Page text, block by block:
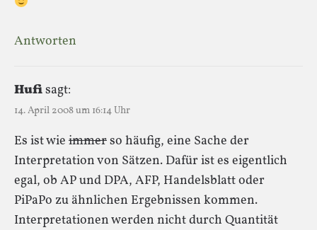
Antworten
Hufisagt:
14. April 2008 um 16:14 Uhr
Es ist wie immerso häufig, eine Sache der
Interpretation von Sätzen. Dafür ist es eigentlich
egal, ob AP und DPA, AFP, Handelsblatt oder
PiPaPo zu ähnlichen Ergebnissen kommen.
Interpretationen werden nicht durch Quantität